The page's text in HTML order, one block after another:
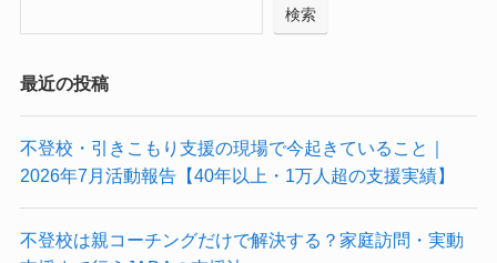
検索
最近の投稿
不登校・引きこもり支援の現場で今起きていること｜
2026年7月活動報告【40年以上・1万人超の支援実績】
不登校は親コーチングだけで解決する？家庭訪問・実動